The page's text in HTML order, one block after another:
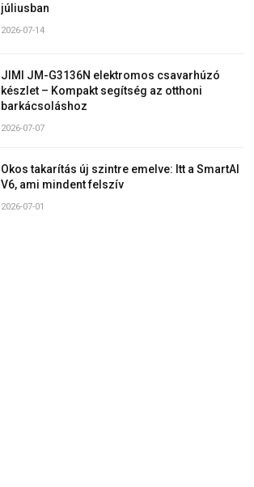
júliusban
2026-07-14
JIMI JM-G3136N elektromos csavarhúzó
készlet – Kompakt segítség az otthoni
barkácsoláshoz
2026-07-07
Okos takarítás új szintre emelve: Itt a SmartAI
V6, ami mindent felszív
2026-07-01